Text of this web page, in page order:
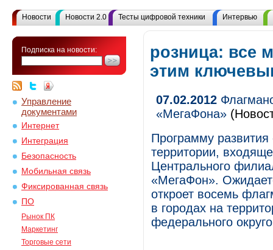
Новости Новости 2.0 Тесты цифровой техники Интервью
Подписка на новости:
Управление
документами
Интернет
Интеграция
Безопасность
Мобильная связь
Фиксированная связь
ПО
Рынок ПК
Маркетинг
Торговые сети
розница: все
этим
07.02.2012
«МегаФона»
Программу
территории,
Центрального
«МегаФон».
откроет восемь
в городах на
федерального